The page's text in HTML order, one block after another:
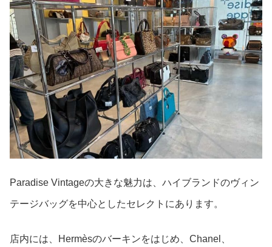
Paradise Vintageの大きな魅力は、ハイブランドのヴィン
テージバッグを中心としたセレクトにあります。
店内には、Hermèsのバーキンをはじめ、Chanel、